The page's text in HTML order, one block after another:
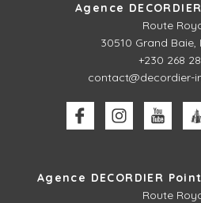
Agence
Route
30510 Grand Baie,
+230 268
contact@decordier-
Agence DECORDIER
Route